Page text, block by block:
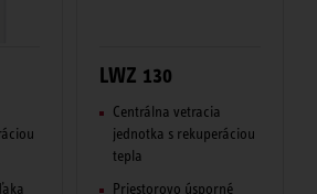
LWZ 130
Centrálna vetracia
jednotka s rekuperáciou
tepla
Priestorovo úsporné